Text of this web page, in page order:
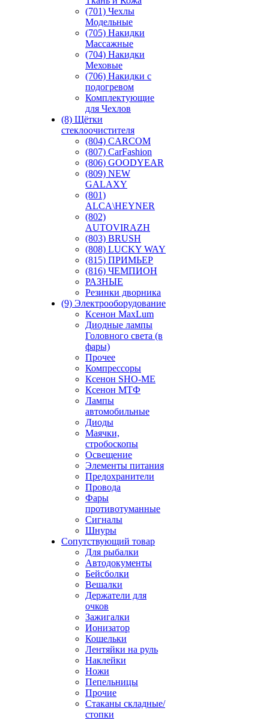
(701) Чехлы
Модельные
(705) Накидки
Массажные
(704) Накидки
Меховые
(706) Накидки с
подогревом
Комплектующие
для Чехлов
(8) Щётки
стеклоочистителя
(804) CARCOM
(807) CarFashion
(806) GOODYEAR
(809) NEW
GALAXY
(801)
ALCA\HEYNER
(802)
AUTOVIRAZH
(803) BRUSH
(808) LUCKY WAY
(815) ПРИМЬЕР
(816) ЧЕМПИОН
РАЗНЫЕ
Резинки дворника
(9) Электрооборудование
Ксенон MaxLum
Диодные лампы
Головного света (в
фары)
Прочее
Компрессоры
Ксенон SHO-ME
Ксенон МТФ
Лампы
автомобильные
Диоды
Маячки,
стробоскопы
Освещение
Элементы питания
Предохранители
Провода
Фары
противотуманные
Сигналы
Шнуры
Сопутствующий товар
Для рыбалки
Автодокументы
Бейсболки
Вешалки
Держатели для
очков
Зажигалки
Ионизатор
Кошельки
Лентяйки на руль
Наклейки
Ножи
Пепельницы
Прочие
Стаканы складные/
стопки